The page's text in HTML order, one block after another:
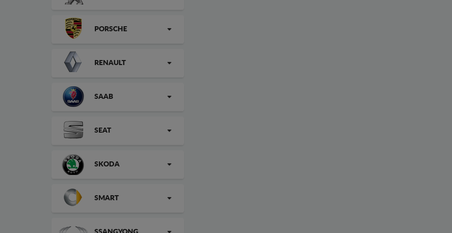
PORSCHE
RENAULT
SAAB
SEAT
SKODA
SMART